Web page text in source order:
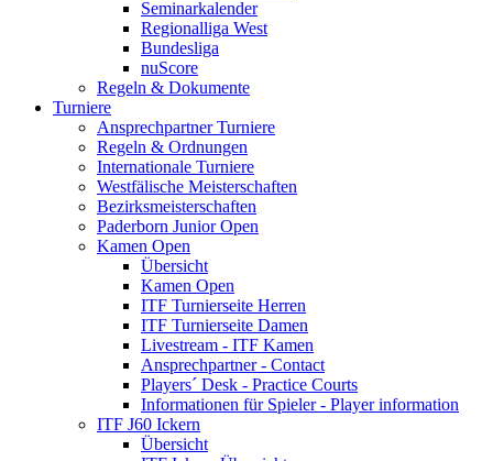
Seminarkalender
Regionalliga West
Bundesliga
nuScore
Regeln & Dokumente
Turniere
Ansprechpartner Turniere
Regeln & Ordnungen
Internationale Turniere
Westfälische Meisterschaften
Bezirksmeisterschaften
Paderborn Junior Open
Kamen Open
Übersicht
Kamen Open
ITF Turnierseite Herren
ITF Turnierseite Damen
Livestream - ITF Kamen
Ansprechpartner - Contact
Players´ Desk - Practice Courts
Informationen für Spieler - Player information
ITF J60 Ickern
Übersicht